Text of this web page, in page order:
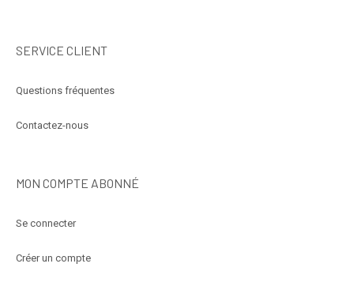
SERVICE CLIENT
Questions fréquentes
Contactez-nous
MON COMPTE ABONNÉ
Se connecter
Créer un compte